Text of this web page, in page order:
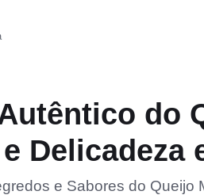
do
Delicadeza
e Sabores do Queijo